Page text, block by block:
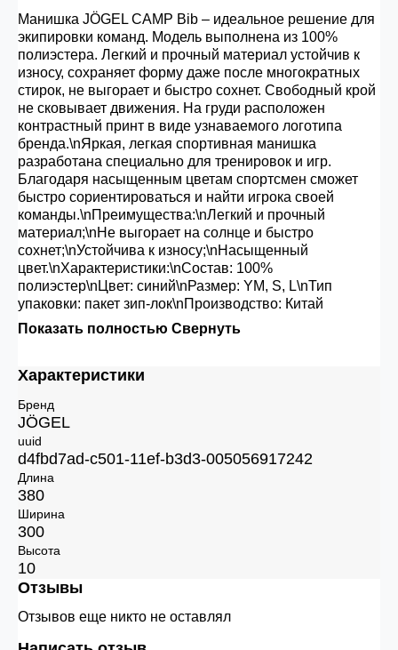
200.000 рублей.
Опт 1(38%) -сумма всех заказов за 6 месяцев -
400.000 рублей.
Манишка JÖGEL CAMP Bib – идеальное решение для
экипировки команд. Модель выполнена из 100%
полиэстера. Легкий и прочный материал устойчив к
износу, сохраняет форму даже после многократных
стирок, не выгорает и быстро сохнет. Свободный крой
не сковывает движения. На груди расположен
контрастный принт в виде узнаваемого логотипа
бренда.\nЯркая, легкая спортивная манишка
разработана специально для тренировок и игр.
Благодаря насыщенным цветам спортсмен сможет
быстро сориентироваться и найти игрока своей
команды.\nПреимущества:\nЛегкий и прочный
материал;\nНе выгорает на солнце и быстро
сохнет;\nУстойчива к износу;\nНасыщенный
цвет.\nХарактеристики:\nСостав: 100%
полиэстер\nЦвет: синий\nРазмер: YM, S, L\nТип
упаковки: пакет зип-лок\nПроизводство: Китай
Показать полностью Свернуть
Характеристики
Бренд
JÖGEL
uuid
d4fbd7ad-c501-11ef-b3d3-005056917242
Длина
380
Ширина
300
Высота
10
Отзывы
Отзывов еще никто не оставлял